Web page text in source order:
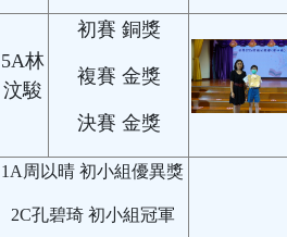
5A林
汶駿
初賽 銅獎
複賽 金獎
決賽 金獎
1A周以晴 初小組優異獎
2C孔碧琦 初小組冠軍